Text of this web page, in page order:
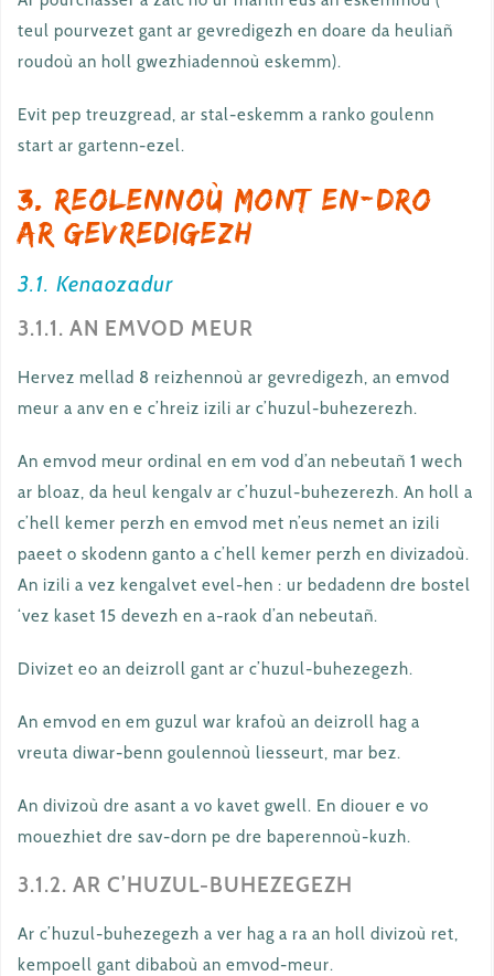
teul pourvezet gant ar gevredigezh en doare da heuliañ
roudoù an holl gwezhiadennoù eskemm).
Evit pep treuzgread, ar stal-eskemm a ranko goulenn
start ar gartenn-ezel.
3. Reolennoù mont en-dro
ar gevredigezh
3.1. Kenaozadur
3.1.1. AN EMVOD MEUR
Hervez mellad 8 reizhennoù ar gevredigezh, an emvod
meur a anv en e c’hreiz izili ar c’huzul-buhezerezh.
An emvod meur ordinal en em vod d’an nebeutañ 1 wech
ar bloaz, da heul kengalv ar c’huzul-buhezerezh. An holl a
c’hell kemer perzh en emvod met n’eus nemet an izili
paeet o skodenn ganto a c’hell kemer perzh en divizadoù.
An izili a vez kengalvet evel-hen : ur bedadenn dre bostel
‘vez kaset 15 devezh en a-raok d’an nebeutañ.
Divizet eo an deizroll gant ar c’huzul-buhezegezh.
An emvod en em guzul war krafoù an deizroll hag a
vreuta diwar-benn goulennoù liesseurt, mar bez.
An divizoù dre asant a vo kavet gwell. En diouer e vo
mouezhiet dre sav-dorn pe dre baperennoù-kuzh.
3.1.2. AR C’HUZUL-BUHEZEGEZH
Ar c’huzul-buhezegezh a ver hag a ra an holl divizoù ret,
kempoell gant dibaboù an emvod-meur.